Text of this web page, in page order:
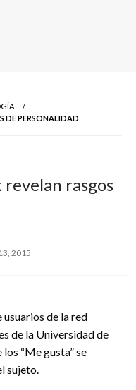
DE PERSONALIDAD
revelan rasgos
2015
de la red
de la Universidad de
“Me gusta” se
sujeto.